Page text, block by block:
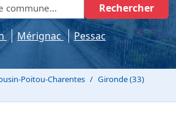
Rechercher
Mérignac Pessac
Poitou-Charentes
Gironde (33)